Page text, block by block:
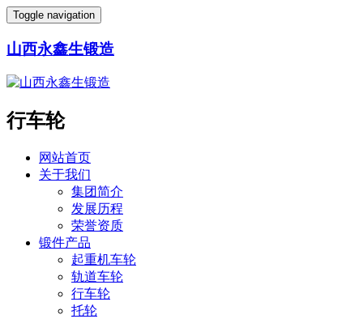
Toggle navigation
山西永鑫生锻造
行车轮
网站首页
关于我们
集团简介
发展历程
荣誉资质
锻件产品
起重机车轮
轨道车轮
行车轮
托轮